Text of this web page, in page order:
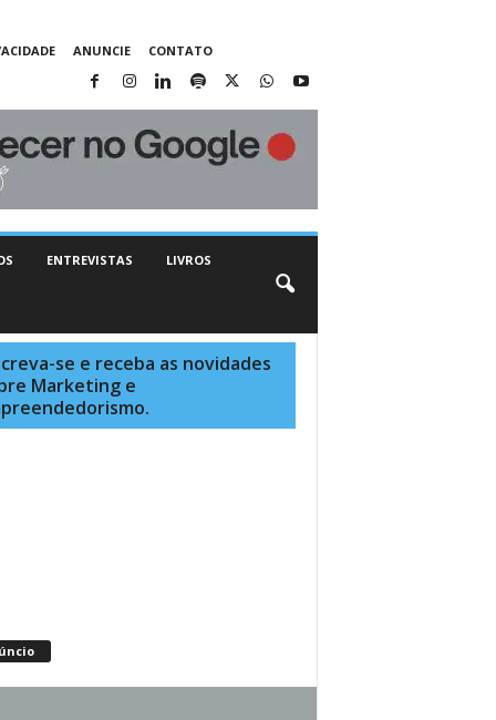
ANUNCIE CONTATO
ENTREVISTAS LIVROS
se e receba as novidades
Marketing e